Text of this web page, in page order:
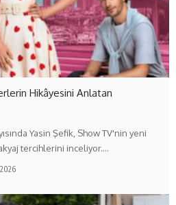
Hikâyesini Anlatan
Yasin Şefik, Show TV'nin yeni
tercihlerini inceliyor.…